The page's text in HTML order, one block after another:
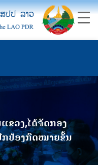
ຂວງ,ໄດ້ຈັດກອງ
ກປ້ອງກົດໝາຍຂັ້ນ